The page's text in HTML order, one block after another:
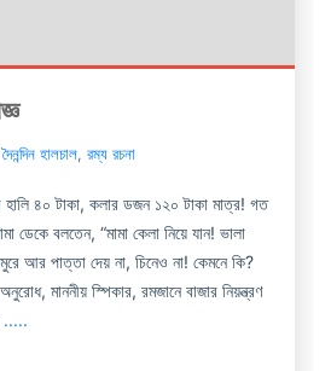
দৈনন্দিন হালচাল, রম্য রচনা
৪০ টাকা, কলার ডজন ১২০ টাকা মাত্র! গত
ডেকে বলতেন, “মামা কেলা নিয়ে যান! ভালা
আর পাত্তা দেয় না, চিনেও না! কেমনে কি?
মাননীয় স্পিকার, রমজানে বাজার নিয়ন্ত্রণ
.....